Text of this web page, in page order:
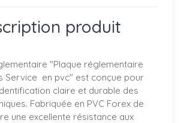
produit
"Plaque réglementaire
Service en pvc" est conçue pour
claire et durable des
Fabriquée en PVC Forex de
une excellente résistance aux